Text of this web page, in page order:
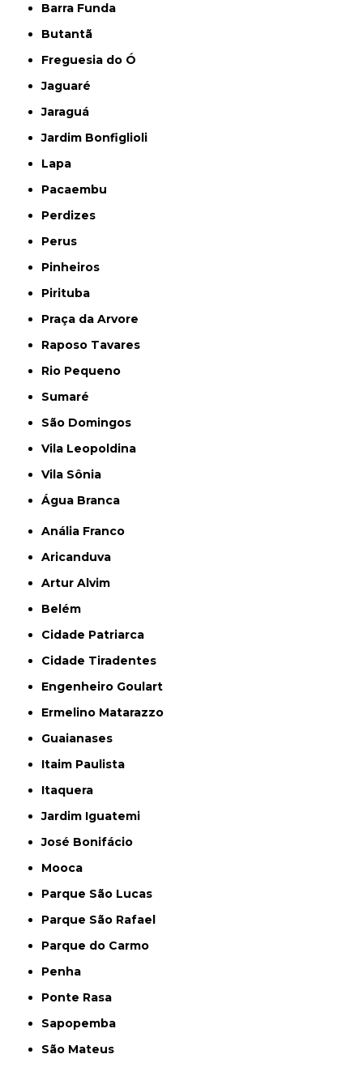
Barra Funda
Butantã
Freguesia do Ó
Jaguaré
Jaraguá
Jardim Bonfiglioli
Lapa
Pacaembu
Perdizes
Perus
Pinheiros
Pirituba
Praça da Arvore
Raposo Tavares
Rio Pequeno
Sumaré
São Domingos
Vila Leopoldina
Vila Sônia
Água Branca
Anália Franco
Aricanduva
Artur Alvim
Belém
Cidade Patriarca
Cidade Tiradentes
Engenheiro Goulart
Ermelino Matarazzo
Guaianases
Itaim Paulista
Itaquera
Jardim Iguatemi
José Bonifácio
Mooca
Parque São Lucas
Parque São Rafael
Parque do Carmo
Penha
Ponte Rasa
Sapopemba
São Mateus